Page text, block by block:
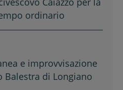
ordinario
e improvvisazione
Balestra di Longiano